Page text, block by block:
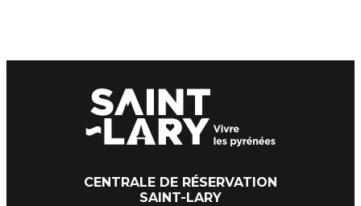
CENTRALE DE RÉSERVATION
SAINT-LARY